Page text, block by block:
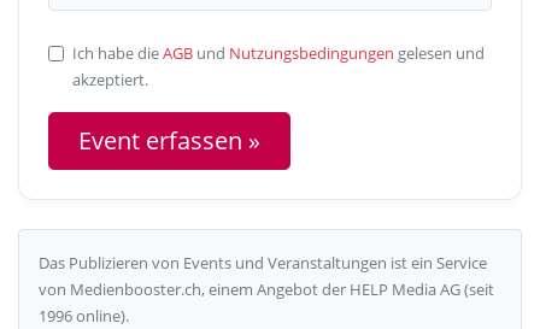
Ich habe dieAGB und Nutzungsbedingungen gelesen und
akzeptiert.
Das Publizieren von Events und Veranstaltungen ist ein Service
von Medienbooster.ch, einem Angebot der HELP Media AG (seit
1996 online).